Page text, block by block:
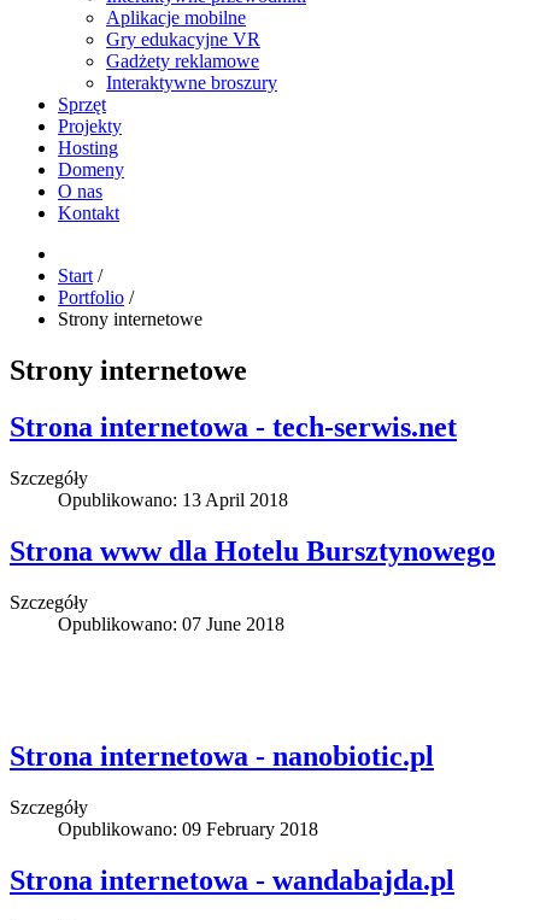
Aplikacje mobilne
Gry edukacyjne VR
Gadżety reklamowe
Interaktywne broszury
Sprzęt
Projekty
Hosting
Domeny
O nas
Kontakt
Start /
Portfolio /
Strony internetowe
Strony internetowe
Strona internetowa - tech-serwis.net
Szczegóły
Opublikowano: 13 April 2018
Strona www dla Hotelu Bursztynowego
Szczegóły
Opublikowano: 07 June 2018
Strona internetowa - nanobiotic.pl
Szczegóły
Opublikowano: 09 February 2018
Strona internetowa - wandabajda.pl